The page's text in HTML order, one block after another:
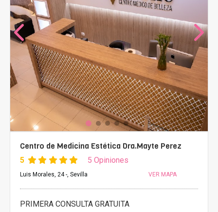
Centro de Medicina Estética Dra.Mayte Perez
5 5 Opiniones
Luis Morales, 24 -, Sevilla VER MAPA
PRIMERA CONSULTA GRATUITA